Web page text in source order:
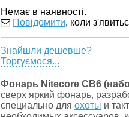
Немає в наявності.
Повідомити, коли
Знайшли дешевше?
Торгуємося...
Фонарь Nitecore CB6
сверх яркий фонарь,
специально дляохоты и